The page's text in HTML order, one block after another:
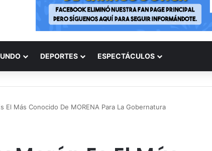
DEPORTES ESPECTÁCULOS
El Más Conocido De MORENA Para La Gobernatura